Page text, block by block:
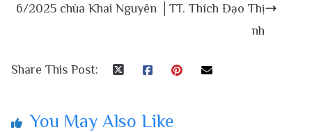
6/2025 chùa Khai Nguyên │TT. Thích Đạo Thị
nh
Share This Post:
You May Also Like